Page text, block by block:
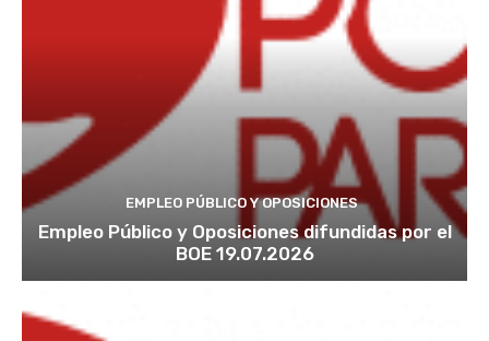
EMPLEO PÚBLICO Y OPOSICIONES
Empleo Público y Oposiciones difundidas por el
BOE 19.07.2026